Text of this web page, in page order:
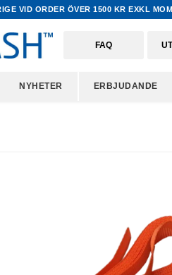
VID ORDER ÖVER 1500 KR EXKL
FAQ
NYHETER ERBJUDANDE